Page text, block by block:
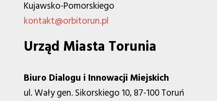
Kujawsko-Pomorskiego
kontakt@orbitorun.pl
Urząd Miasta Torunia
Biuro Dialogu i Innowacji Miejskich
ul. Wały gen. Sikorskiego 10, 87-100 Toruń